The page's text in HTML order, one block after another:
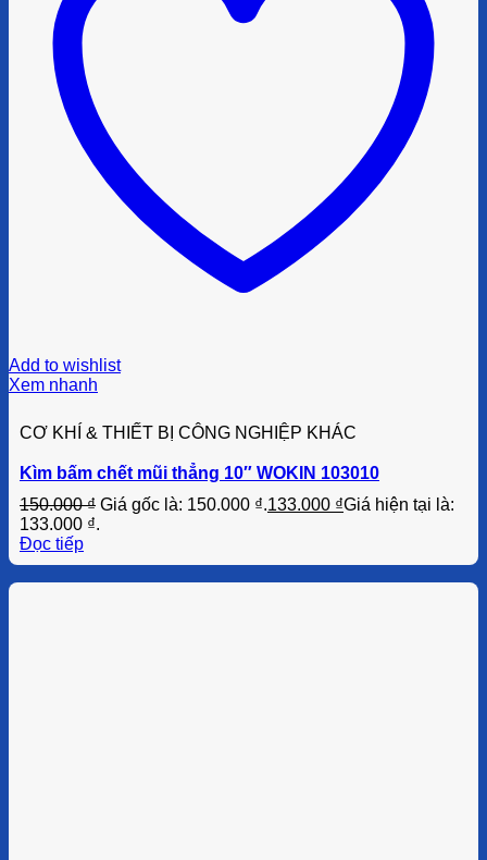
Add to wishlist
Xem nhanh
CƠ KHÍ & THIẾT BỊ CÔNG NGHIỆP KHÁC
Kìm bấm chết mũi thẳng 10″ WOKIN 103010
150.000₫ Giá gốc là: 150.000 ₫.133.000 ₫Giá hiện tại là:
133.000 ₫.
Đọc tiếp